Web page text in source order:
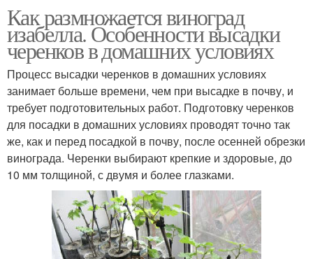
Как размножается виноград
изабелла. Особенности высадки
черенков в домашних условиях
Процесс высадки черенков в домашних условиях
занимает больше времени, чем при высадке в почву, и
требует подготовительных работ. Подготовку черенков
для посадки в домашних условиях проводят точно так
же, как и перед посадкой в почву, после осенней обрезки
винограда. Черенки выбирают крепкие и здоровые, до
10 мм толщиной, с двумя и более глазками.